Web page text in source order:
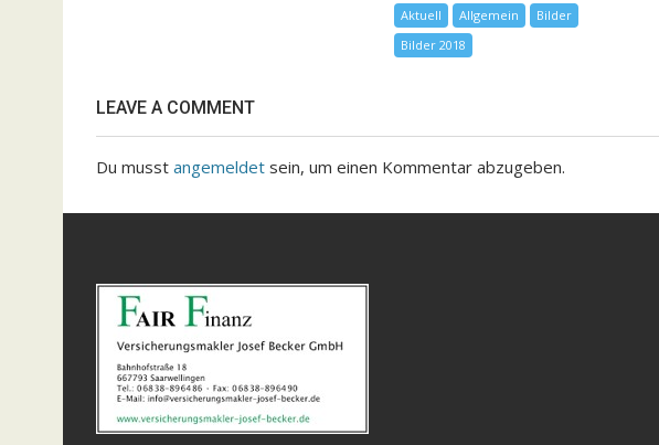
Aktuell Allgemein
Bilder
Bilder 2018
LEAVE A COMMENT
Du musst angemeldet sein, um einen Kommentar abzugeben.